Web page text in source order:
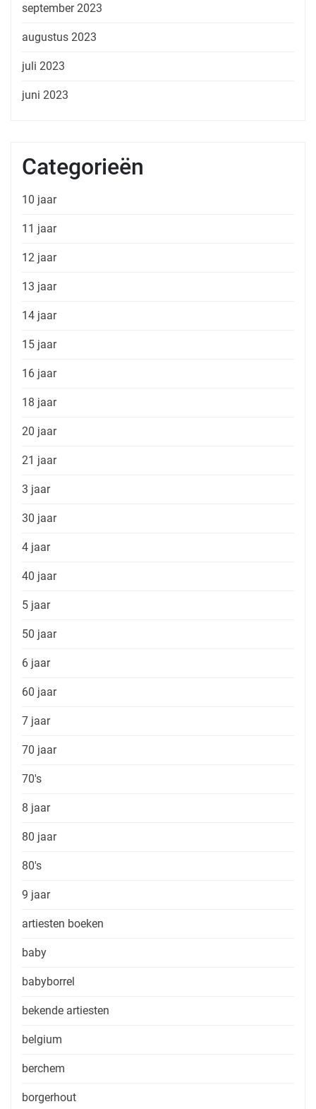
september 2023
augustus 2023
juli 2023
juni 2023
Categorieën
10 jaar
11 jaar
12 jaar
13 jaar
14 jaar
15 jaar
16 jaar
18 jaar
20 jaar
21 jaar
3 jaar
30 jaar
4 jaar
40 jaar
5 jaar
50 jaar
6 jaar
60 jaar
7 jaar
70 jaar
70's
8 jaar
80 jaar
80's
9 jaar
artiesten boeken
baby
babyborrel
bekende artiesten
belgium
berchem
borgerhout